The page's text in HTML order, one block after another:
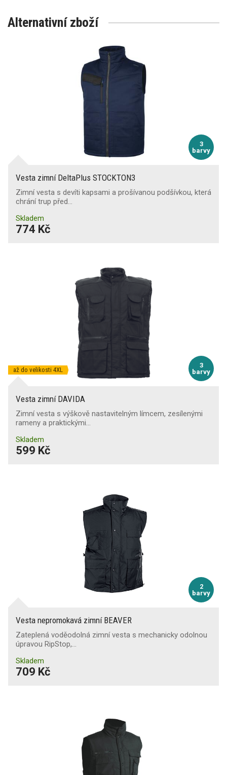
Alternativní zboží
3
barvy
Vesta zimní DeltaPlus STOCKTON3
Zimní vesta s devíti kapsami a prošívanou podšívkou, která
chrání trup před…
Skladem
774 Kč
3
barvy
až do velikosti 4XL
Vesta zimní DAVIDA
Zimní vesta s výškově nastavitelným límcem, zesílenými
rameny a praktickými…
Skladem
599 Kč
2
barvy
Vesta nepromokavá zimní BEAVER
Zateplená voděodolná zimní vesta s mechanicky odolnou
úpravou RipStop,…
Skladem
709 Kč